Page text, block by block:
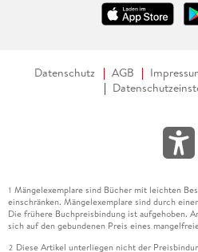
Datenschutz AGB
1 Mängelexemplare sind Bücher mit leichten
einschränken. Mängelexemplare sind durch
Die frühere Buchpreisbindung ist aufgehoben.
sich auf den gebundenen Preis eines
2 Diese Artikel unterliegen nicht der